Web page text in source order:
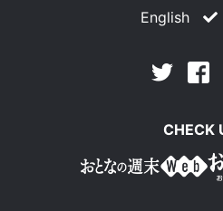
English
Twitter
CHECK